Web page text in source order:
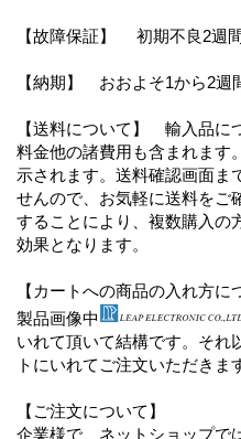
【故障保証】 初期不良2週
【納期】 おおよそ1から2週
【送料について】 輸入品に
料金他の諸費用も含まれます
示されます。送料確認画面ま
せんので、お気軽に送料をご
することにより、複数購入の
効果となります。
【カートへの商品の入れ方に
製品画像中
いれて頂いて結構です。そ
トにいれてご注文いただきま
【ご注文について】
企業様で、ネットショップで